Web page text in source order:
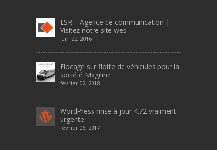
ESR – Agence de communication |
Visitez notre site web
juin 22, 2016
Flocage sur flotte de véhicules pour la
société Magiline
février 02, 2018
WordPress mise à jour 4.72 vraiment
urgente
février 06, 2017